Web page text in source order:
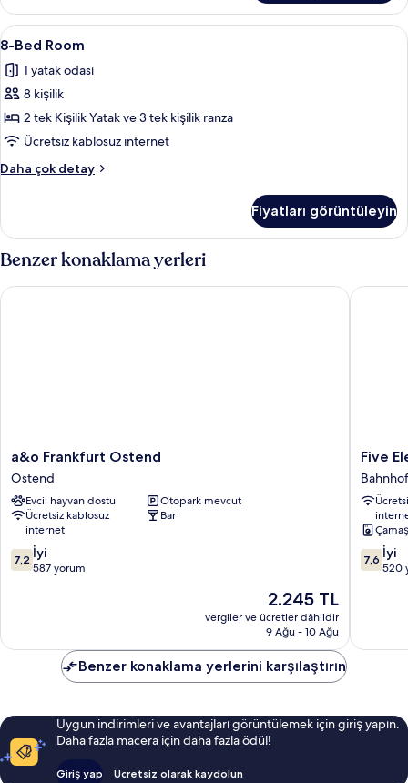
daha
fazla
detay
8-
Bed
Room
için
tüm
fotoğrafları
görün
Odada kasa, masa, ücretsiz kablosuz
4
8-Bed Room
1 yatak odası
8 kişilik
2 tek Kişilik Yatak ve 3 tek kişilik ranza
Ücretsiz kablosuz internet
Daha çok detay
8-
daha
fazla
detay
Fiyatları görüntüleyin
Benzer konaklama yerleri
a&o
Frankfurt
Ostend
Ostend
a&o Frankfurt Ostend
Ostend
Evcil hayvan dostu
Otopark mevcut
Ücretsiz kablosuz
internet
Bar
10
üzerinden
7,2 İyi
587 yorum
Güncel
fiyat:
2.245 TL
2.245 TL
vergiler ve ücretler dâhildir
9 Ağu - 10 Ağu
a&o Frankfurt Ostend
Five
Hostel
Five
10
7,6 İyi
520
Five
Benzer konaklama yerlerini karşılaştırın
Uygun indirimleri ve avantajları görüntülemek için giriş yapın.
Daha fazla macera için daha fazla ödül!
Giriş yap Ücretsiz olarak kaydolun